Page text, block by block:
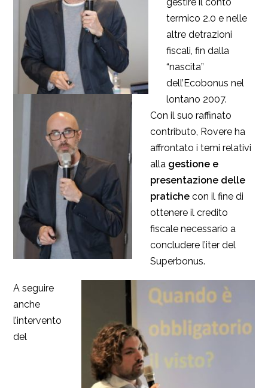
gestire il conto
termico 2.0 e nelle
altre detrazioni
fiscali, fin dalla
“nascita”
dell’Ecobonus nel
lontano 2007.
Con il suo raffinato
contributo, Rovere ha
affrontato i temi relativi
alla gestione e
presentazione delle
pratiche con il fine di
ottenere il credito
fiscale necessario a
concludere l’iter del
Superbonus.
A seguire
anche
l’intervento
del